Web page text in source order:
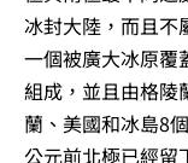
冰封大陸，而且不
一個被廣大冰原
組成，並且由格陵
蘭、美國和冰島8
公元前北極已經留